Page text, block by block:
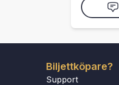
Biljettköpare?
Support